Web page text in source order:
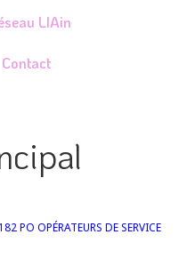
LIAin
Contact
PO OPÉRATEURS DE SERVICE